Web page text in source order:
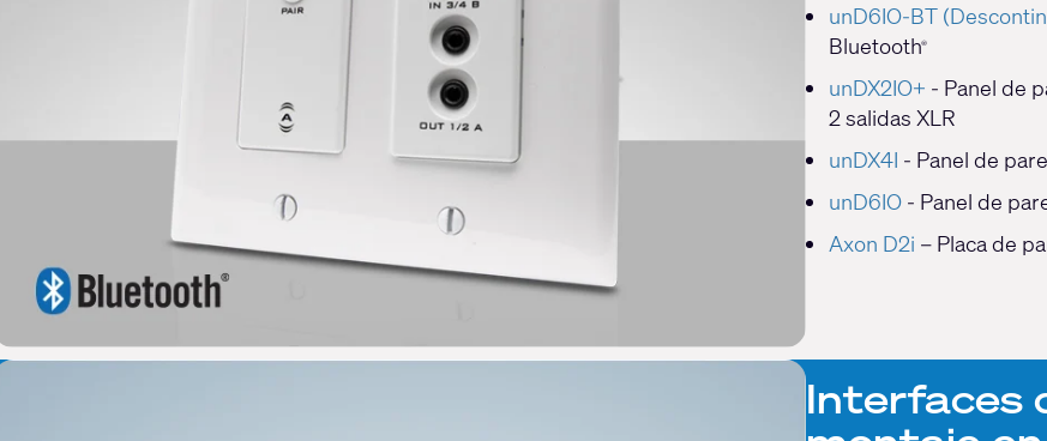
unD6IO-BT
Bluetooth®
unDX2IO+ - Panel de
2 salidas XLR
unDX4I - Panel de
unD6IO- Panel de
Axon D2i – Placa de
Interfaces